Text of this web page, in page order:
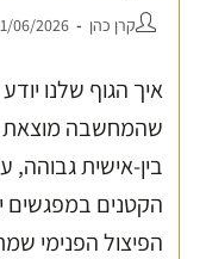
קרן כהן 06/2026
איך הגוף שלנו
שהמחשבה מוצאת
בין-אישית גבוהה,
הקטנים במפגשים
הפיצול הפנימי